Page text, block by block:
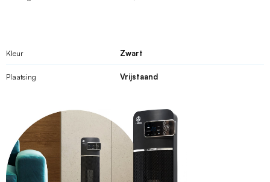
Kleur Zwart
Plaatsing Vrijstaand